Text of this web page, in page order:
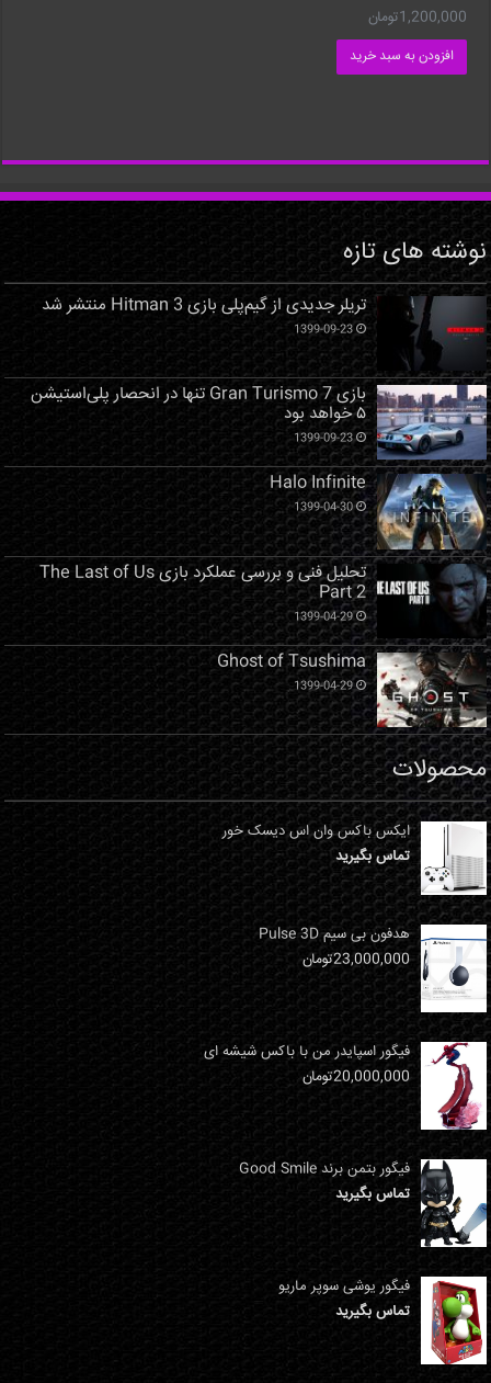
1,200,000تومان
افزودن به سبد خرید
نوشته های تازه
تریلر جدیدی از گیم‌پلی بازی Hitman 3 منتشر شد
1399-09-23
بازی Gran Turismo 7 تنها در انحصار پلی‌استیشن
۵ خواهد بود
1399-09-23
Halo Infinite
1399-04-30
تحلیل فنی و بررسی عملکرد بازی The Last of Us
Part 2
1399-04-29
Ghost of Tsushima
1399-04-29
محصولات
ایکس باکس وان اس دیسک خور
تماس بگیرید
هدفون بی سیم Pulse 3D
23,000,000تومان
فیگور اسپایدر من با باکس شیشه ای
20,000,000تومان
فیگور بتمن برند Good Smile
تماس بگیرید
فیگور یوشی سوپر ماریو
تماس بگیرید